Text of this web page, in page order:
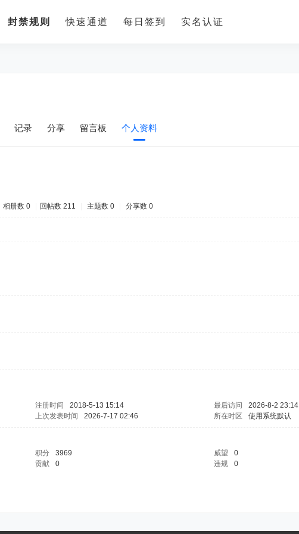
封禁规则 快速通道 每日签到 实名认证
记录 分享 留言板 个人资料
相册数 0 回帖数 211 主题数 0 分享数 0
注册时间 2018-5-13 15:14 最后访问
2026-8-2 23:14
上次发表时间 2026-7-17 02:46 所在时区 使用系统默认
积分 3969 威望
0
贡献 0 违规
0